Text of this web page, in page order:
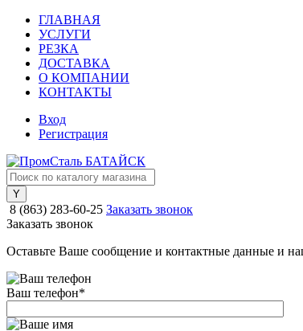
ГЛАВНАЯ
УСЛУГИ
РЕЗКА
ДОСТАВКА
О КОМПАНИИ
КОНТАКТЫ
Вход
Регистрация
8 (863) 283-60-25 Заказать звонок
Заказать звонок
Оставьте Ваше сообщение и контактные данные и
Ваш телефон*